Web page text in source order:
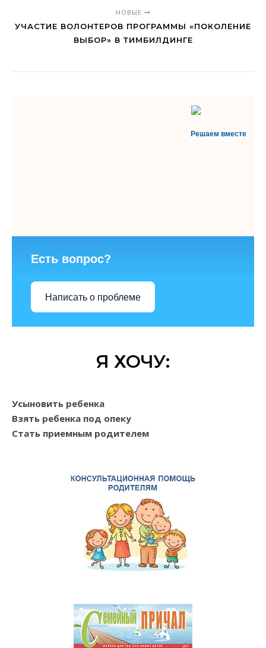
НОВЫЕ
УЧАСТИЕ ВОЛОНТЕРОВ ПРОГРАММЫ «ПОКОЛЕНИЕ
ВЫБОР» В ТИМБИЛДИНГЕ
Решаем вместе
Есть вопрос?
Написать о проблеме
Я ХОЧУ:
Усыновить ребенка
Взять ребенка под опеку
Стать приемным родителем